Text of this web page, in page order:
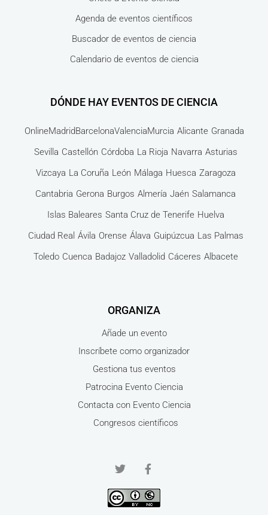
Agenda de eventos científicos
Buscador de eventos de ciencia
Calendario de eventos de ciencia
DÓNDE HAY EVENTOS DE CIENCIA
OnlineMadridBarcelonaValenciaMurcia Alicante Granada
Sevilla Castellón Córdoba La Rioja Navarra Asturias
Vizcaya La Coruña León Málaga Huesca Zaragoza
Cantabria Gerona Burgos Almería Jaén Salamanca
Islas Baleares Santa Cruz de Tenerife Huelva
Ciudad Real Ávila Orense Álava Guipúzcua Las Palmas
Toledo Cuenca Badajoz Valladolid Cáceres Albacete
ORGANIZA
Añade un evento
Inscríbete como organizador
Gestiona tus eventos
Patrocina Evento Ciencia
Contacta con Evento Ciencia
Congresos científicos